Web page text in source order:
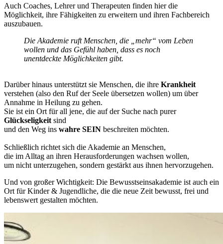
Auch Coaches, Lehrer und Therapeuten finden hier die
Möglichkeit, ihre Fähigkeiten zu erweitern und ihren Fachbereich
auszubauen.
Die Akademie ruft Menschen, die „mehr“ vom Leben
wollen und das Gefühl haben, dass es noch
unentdeckte Möglichkeiten gibt.
Darüber hinaus unterstützt sie Menschen, die ihre Krankheit
verstehen (also den Ruf der Seele übersetzen wollen) um über
Annahme in Heilung zu gehen.
Sie ist ein Ort für all jene, die auf der Suche nach purer
Glückseligkeitsind
und den Weg ins wahre SEIN beschreiten möchten.
Schließlich richtet sich die Akademie an Menschen,
die im Alltag an ihren Herausforderungen wachsen wollen,
um nicht unterzugehen, sondern gestärkt aus ihnen hervorzugehen.
Und von großer Wichtigkeit: Die Bewusstseinsakademie ist auch ein
Ort für Kinder & Jugendliche, die die neue Zeit bewusst, frei und
lebenswert gestalten möchten.